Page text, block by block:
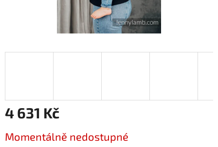
4 631 Kč
cena:
Momentálně nedostupné